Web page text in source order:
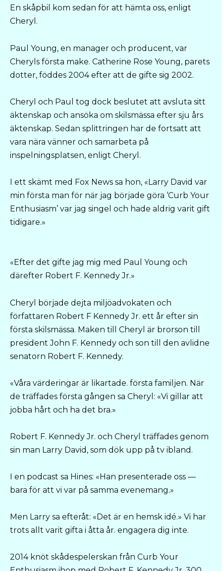
En skåpbil kom sedan för att hämta oss, enligt
Cheryl.
Paul Young, en manager och producent, var
Cheryls första make. Catherine Rose Young, parets
dotter, föddes 2004 efter att de gifte sig 2002.
Cheryl och Paul tog dock beslutet att avsluta sitt
äktenskap och ansöka om skilsmässa efter sju års
äktenskap. Sedan splittringen har de fortsatt att
vara nära vänner och samarbeta på
inspelningsplatsen, enligt Cheryl.
I ett skämt med Fox News sa hon, «Larry David var
min första man för när jag började göra ‘Curb Your
Enthusiasm’ var jag singel och hade aldrig varit gift
tidigare.»
«Efter det gifte jag mig med Paul Young och
därefter Robert F. Kennedy Jr.»
Cheryl började dejta miljöadvokaten och
författaren Robert F Kennedy Jr. ett år efter sin
första skilsmässa. Maken till Cheryl är brorson till
president John F. Kennedy och son till den avlidne
senatorn Robert F. Kennedy.
«Våra värderingar är likartade. första familjen. När
de träffades första gången sa Cheryl: «Vi gillar att
jobba hårt och ha det bra.»
Robert F. Kennedy Jr. och Cheryl träffades genom
sin man Larry David, som dök upp på tv ibland.
I en podcast sa Hines: «Han presenterade oss —
bara för att vi var på samma evenemang.»
Men Larry sa efteråt: «Det är en hemsk idé.» Vi har
trots allt varit gifta i åtta år. engagera dig inte.
2014 knöt skådespelerskan från Curb Your